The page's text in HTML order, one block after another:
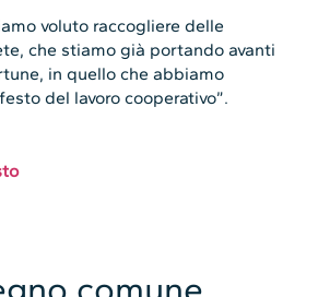
voluto raccogliere delle
che stiamo già portando avanti
in quello che abbiamo
del lavoro cooperativo”.